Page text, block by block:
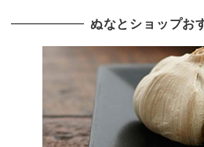
ぬなとショップお